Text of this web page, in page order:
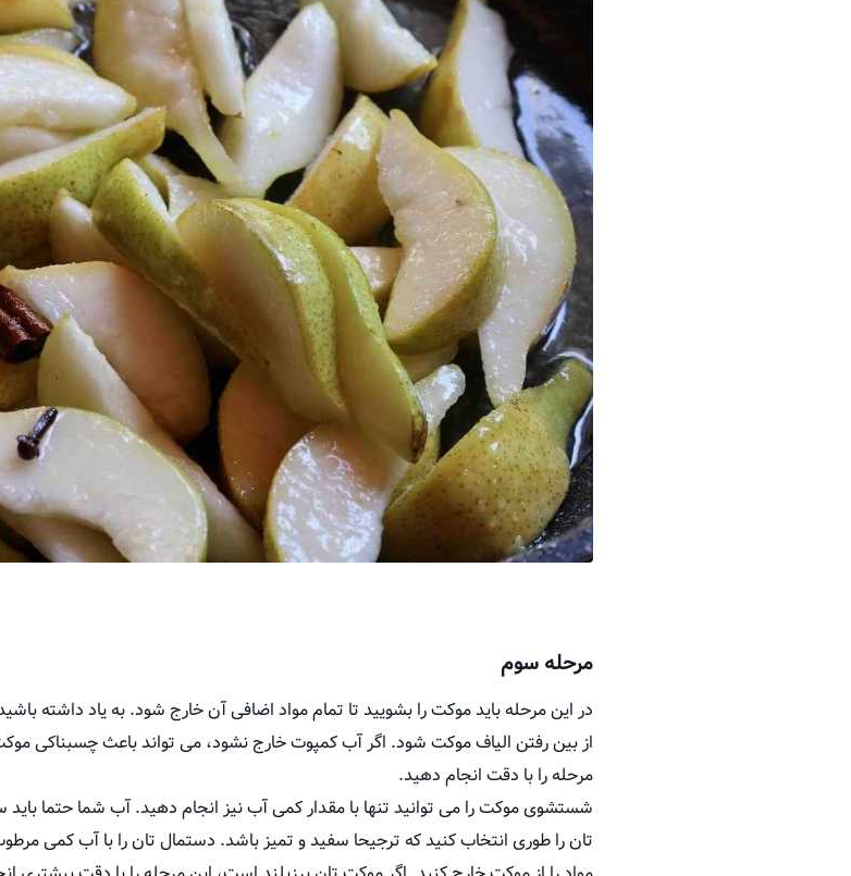
مرحله سوم
در این مرحله باید موکت را بشویید تا تمام مواد اضافی آن خارج شود. به یاد داشته
از بین رفتن الیاف موکت شود. اگر آب کمپوت خارج نشود، می تواند باعث چسبناکی
مرحله را با دقت انجام دهید.
شستشوی موکت را می توانید تنها با مقدار کمی آب نیز انجام دهید. آب شما حتما باید
تان را طوری انتخاب کنید که ترجیحا سفید و تمیز باشد. دستمال تان را با آب کمی